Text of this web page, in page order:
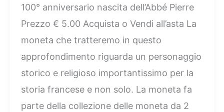
100° anniversario nascita dell’Abbé Pierre
Prezzo € 5.00 Acquista o Vendi all’asta La
moneta che tratteremo in questo
approfondimento riguarda un personaggio
storico e religioso importantissimo per la
storia francese e non solo. La moneta fa
parte della collezione delle moneta da 2